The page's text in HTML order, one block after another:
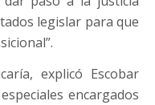
legislar para que
explicó Escobar
encargados